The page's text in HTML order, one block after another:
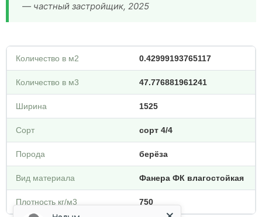
— частный застройщик, 2025
Количество в м2 0.42999193765117
Количество в м3 47.776881961241
Ширина 1525
Сорт сорт 4/4
Порода берёза
Вид материала Фанера ФК влагостойкая
Плотность кг/м3 750